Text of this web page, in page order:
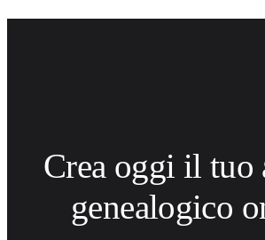
Crea oggi il tuo
genealogico